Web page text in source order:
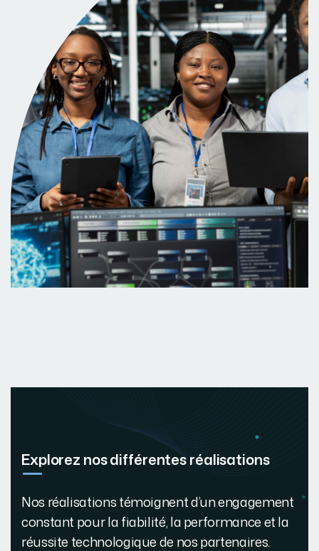
Explorez nos différentes réalisations
Nos réalisations témoignent d’un engagement
constant pour la fiabilité, la performance et la
réussite technologique de nos partenaires.